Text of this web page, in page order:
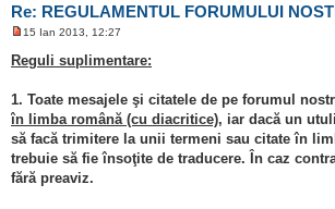
Re: REGULAMENTUL FORUMULUI
s
e
c
i
t
t
15 Ian 2013, 12:27
Reguli suplimentare:
1. Toate mesajele şi citatele de pe forumul
în limba română (cu diacritice), iar dacă un
să facă trimitere la unii termeni sau citate în
trebuie să fie însoţite de traducere. În caz
fără preaviz.